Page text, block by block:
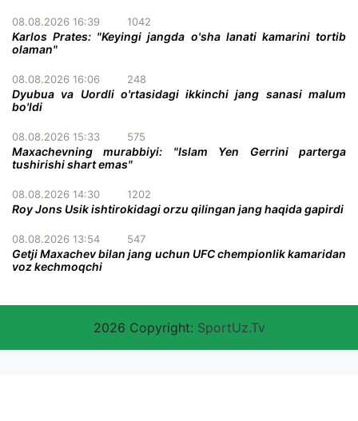
08.08.2026 16:39 1042
Karlos Prates: "Keyingi jangda o'sha lanati kamarini tortib
olaman"
08.08.2026 16:06 248
Dyubua va Uordli o'rtasidagi ikkinchi jang sanasi malum
bo'ldi
08.08.2026 15:33 575
Maxachevning murabbiyi: "Islam Yen Gerrini parterga
tushirishi shart emas"
08.08.2026 14:30 1202
Roy Jons Usik ishtirokidagi orzu qilingan jang haqida gapirdi
08.08.2026 13:54 547
Getji Maxachev bilan jang uchun UFC chempionlik kamaridan
voz kechmoqchi
2026 Copyright: SportUz.Tv